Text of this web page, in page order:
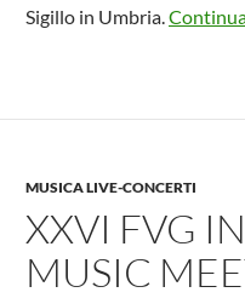
Sigillo in Umbria.
MUSICA LIVE-CONCERTI
XXVI FVG
MUSIC